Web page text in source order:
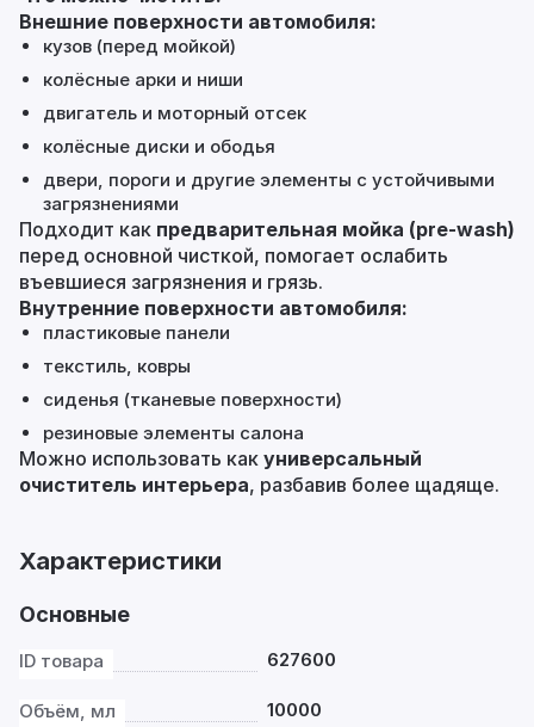
Внешние поверхности автомобиля:
кузов (перед мойкой)
колёсные арки и ниши
двигатель и моторный отсек
колёсные диски и ободья
двери, пороги и другие элементы с устойчивыми
загрязнениями
Подходит как предварительная мойка (pre‑wash)
перед основной чисткой, помогает ослабить
въевшиеся загрязнения и грязь.
Внутренние поверхности автомобиля:
пластиковые панели
текстиль, ковры
сиденья (тканевые поверхности)
резиновые элементы салона
Можно использовать как универсальный
очиститель интерьера, разбавив более щадяще.
Характеристики
Основные
ID товара 627600
Объём, мл 10000